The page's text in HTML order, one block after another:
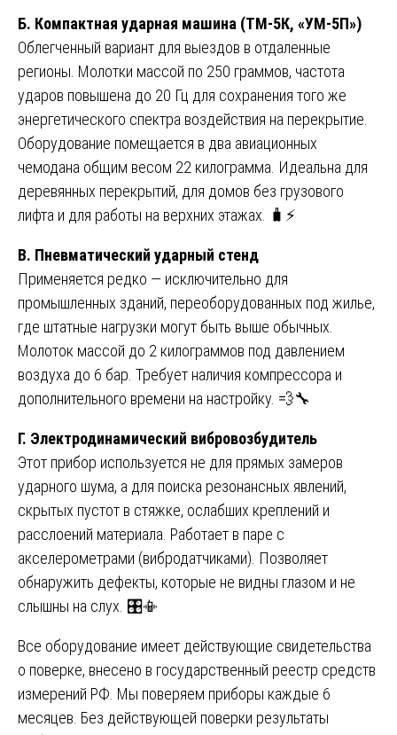
Б. Компактная ударная машина (ТМ-5К, «УМ-5П»)
Облегченный вариант для выездов в отдаленные
регионы. Молотки массой по 250 граммов, частота
ударов повышена до 20 Гц для сохранения того же
энергетического спектра воздействия на перекрытие.
Оборудование помещается в два авиационных
чемодана общим весом 22 килограмма. Идеальна для
деревянных перекрытий, для домов без грузового
лифта и для работы на верхних этажах. 🧳⚡
В. Пневматический ударный стенд
Применяется редко — исключительно для
промышленных зданий, переоборудованных под жилье,
где штатные нагрузки могут быть выше обычных.
Молоток массой до 2 килограммов под давлением
воздуха до 6 бар. Требует наличия компрессора и
дополнительного времени на настройку. 💨🔧
Г. Электродинамический вибровозбудитель
Этот прибор используется не для прямых замеров
ударного шума, а для поиска резонансных явлений,
скрытых пустот в стяжке, ослабших креплений и
расслоений материала. Работает в паре с
акселерометрами (вибродатчиками). Позволяет
обнаружить дефекты, которые не видны глазом и не
слышны на слух. 🎛️📳
Все оборудование имеет действующие свидетельства
о поверке, внесено в государственный реестр средств
измерений РФ. Мы поверяем приборы каждые 6
месяцев. Без действующей поверки результаты